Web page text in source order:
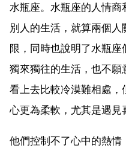
水瓶座。水瓶座的人情
別人的生活，就算兩個
限，同時也說明了水瓶
獨來獨往的生活，也不願
看上去比較冷漠難相處
心更為柔軟，尤其是遇見
他們控制不了心中的熱